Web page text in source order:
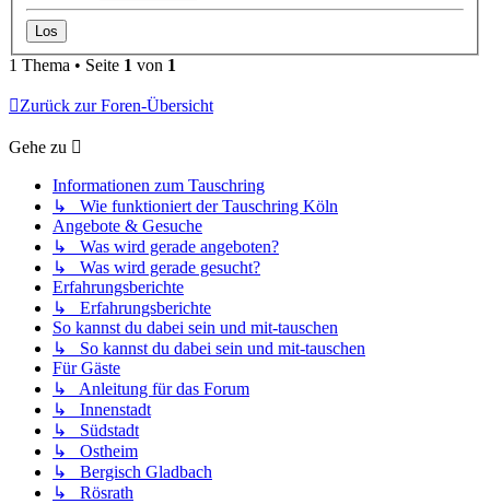
1 Thema • Seite 1 von 1
Zurück zur Foren-Übersicht
Gehe zu
Informationen zum Tauschring
↳ Wie funktioniert der Tauschring Köln
Angebote & Gesuche
↳ Was wird gerade angeboten?
↳ Was wird gerade gesucht?
Erfahrungsberichte
↳ Erfahrungsberichte
So kannst du dabei sein und mit-tauschen
↳ So kannst du dabei sein und mit-tauschen
Für Gäste
↳ Anleitung für das Forum
↳ Innenstadt
↳ Südstadt
↳ Ostheim
↳ Bergisch Gladbach
↳ Rösrath